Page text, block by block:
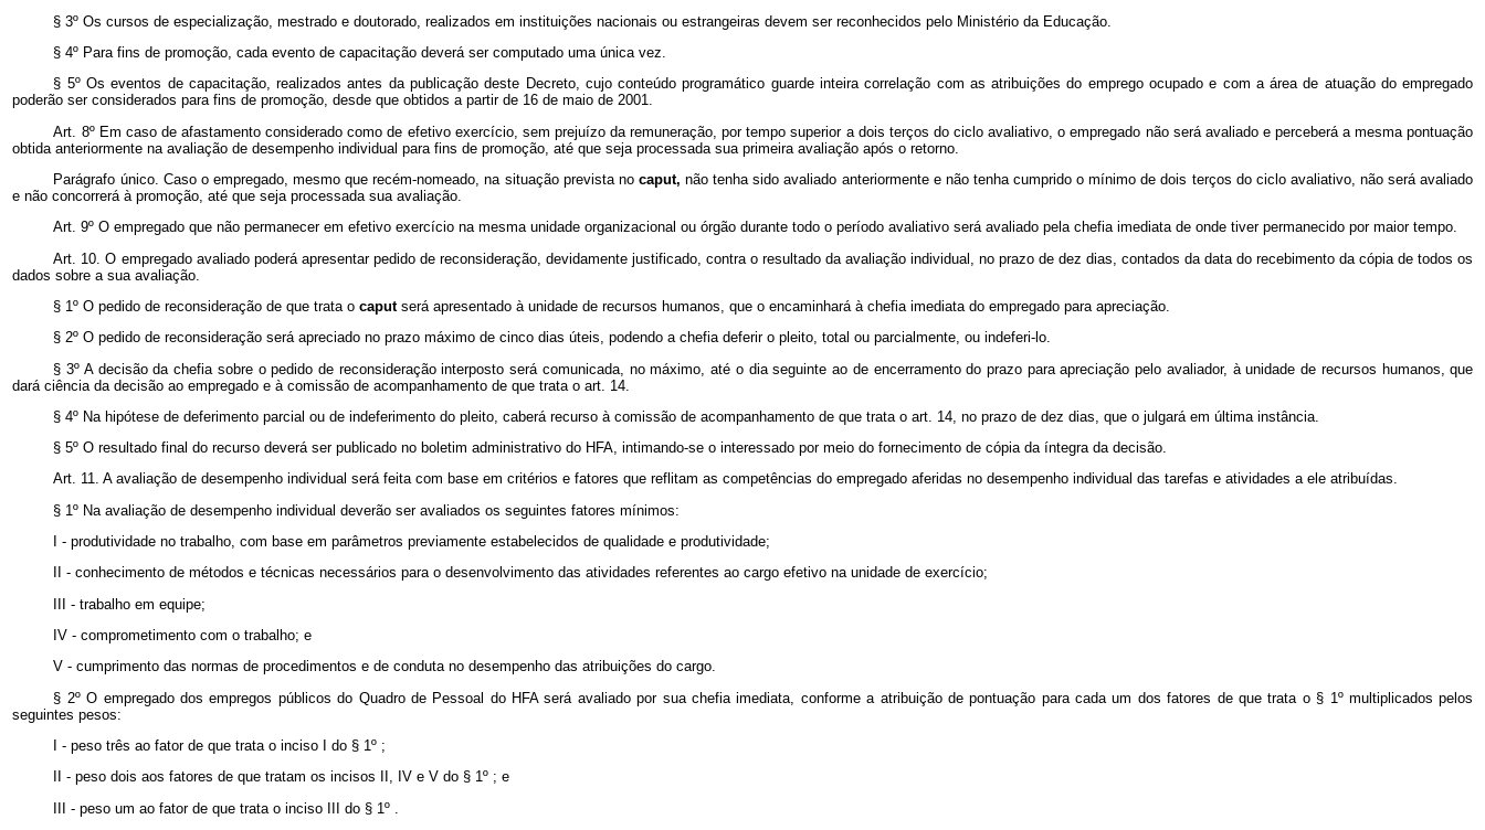
§ 3º Os cursos de especialização, mestrado e doutorado, realizados em instituições nacionais ou estrangeiras devem ser reconhecidos pelo Ministério da Educação.
§ 4º Para fins de promoção, cada evento de capacitação deverá ser computado uma única vez.
§ 5º Os eventos de capacitação, realizados antes da publicação deste Decreto, cujo conteúdo programático guarde inteira correlação com as atribuições do emprego ocupado e com a área de atuação do empregado
poderão ser considerados para fins de promoção, desde que obtidos a partir de 16 de maio de 2001.
Art. 8º Em caso de afastamento considerado como de efetivo exercício, sem prejuízo da remuneração, por tempo superior a dois terços do ciclo avaliativo, o empregado não será avaliado e perceberá a mesma pontuação
obtida anteriormente na avaliação de desempenho individual para fins de promoção, até que seja processada sua primeira avaliação após o retorno.
Parágrafo único. Caso o empregado, mesmo que recém-nomeado, na situação prevista no caput,não tenha sido avaliado anteriormente e não tenha cumprido o mínimo de dois terços do ciclo avaliativo, não será avaliado
e não concorrerá à promoção, até que seja processada sua avaliação.
Art. 9º O empregado que não permanecer em efetivo exercício na mesma unidade organizacional ou órgão durante todo o período avaliativo será avaliado pela chefia imediata de onde tiver permanecido por maior tempo.
Art. 10. O empregado avaliado poderá apresentar pedido de reconsideração, devidamente justificado, contra o resultado da avaliação individual, no prazo de dez dias, contados da data do recebimento da cópia de todos os
dados sobre a sua avaliação.
§ 1º O pedido de reconsideração de que trata ocaputserá apresentado à unidade de recursos humanos, que o encaminhará à chefia imediata do empregado para apreciação.
§ 2º O pedido de reconsideração será apreciado no prazo máximo de cinco dias úteis, podendo a chefia deferir o pleito, total ou parcialmente, ou indeferi-lo.
§ 3º A decisão da chefia sobre o pedido de reconsideração interposto será comunicada, no máximo, até o dia seguinte ao de encerramento do prazo para apreciação pelo avaliador, à unidade de recursos humanos, que
dará ciência da decisão ao empregado e à comissão de acompanhamento de que trata o art. 14.
§ 4º Na hipótese de deferimento parcial ou de indeferimento do pleito, caberá recurso à comissão de acompanhamento de que trata o art. 14, no prazo de dez dias, que o julgará em última instância.
§ 5º O resultado final do recurso deverá ser publicado no boletim administrativo do HFA, intimando-se o interessado por meio do fornecimento de cópia da íntegra da decisão.
Art. 11. A avaliação de desempenho individual será feita com base em critérios e fatores que reflitam as competências do empregado aferidas no desempenho individual das tarefas e atividades a ele atribuídas.
§ 1º Na avaliação de desempenho individual deverão ser avaliados os seguintes fatores mínimos:
I - produtividade no trabalho, com base em parâmetros previamente estabelecidos de qualidade e produtividade;
II - conhecimento de métodos e técnicas necessários para o desenvolvimento das atividades referentes ao cargo efetivo na unidade de exercício;
III - trabalho em equipe;
IV - comprometimento com o trabalho; e
V - cumprimento das normas de procedimentos e de conduta no desempenho das atribuições do cargo.
§ 2º O empregado dos empregos públicos do Quadro de Pessoal do HFA será avaliado por sua chefia imediata, conforme a atribuição de pontuação para cada um dos fatores de que trata o § 1º multiplicados pelos
seguintes pesos:
I - peso três ao fator de que trata o inciso I do § 1º ;
II - peso dois aos fatores de que tratam os incisos II, IV e V do § 1º ; e
III - peso um ao fator de que trata o inciso III do § 1º .